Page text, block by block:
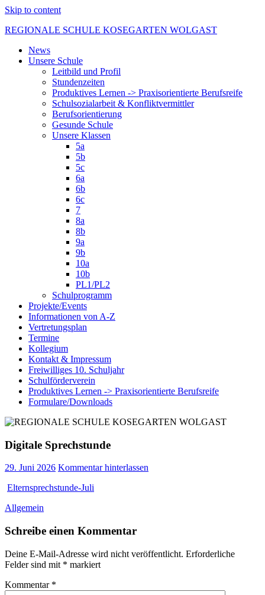
Skip to content
REGIONALE SCHULE KOSEGARTEN WOLGAST
News
Unsere Schule
Leitbild und Profil
Stundenzeiten
Produktives Lernen -> Praxisorientierte Berufsreife
Schulsozialarbeit & Konfliktvermittler
Berufsorientierung
Gesunde Schule
Unsere Klassen
5a
5b
5c
6a
6b
6c
7
8a
8b
9a
9b
10a
10b
PL1/PL2
Schulprogramm
Projekte/Events
Informationen von A-Z
Vertretungsplan
Termine
Kollegium
Kontakt & Impressum
Freiwilliges 10. Schuljahr
Schulförderverein
Produktives Lernen -> Praxisorientierte Berufsreife
Formulare/Downloads
Digitale Sprechstunde
29. Juni 2026 Kommentar hinterlassen
Elternsprechstunde-Juli
Allgemein
Schreibe einen Kommentar
Deine E-Mail-Adresse wird nicht veröffentlicht. Erforderliche
Felder sind mit * markiert
Kommentar *